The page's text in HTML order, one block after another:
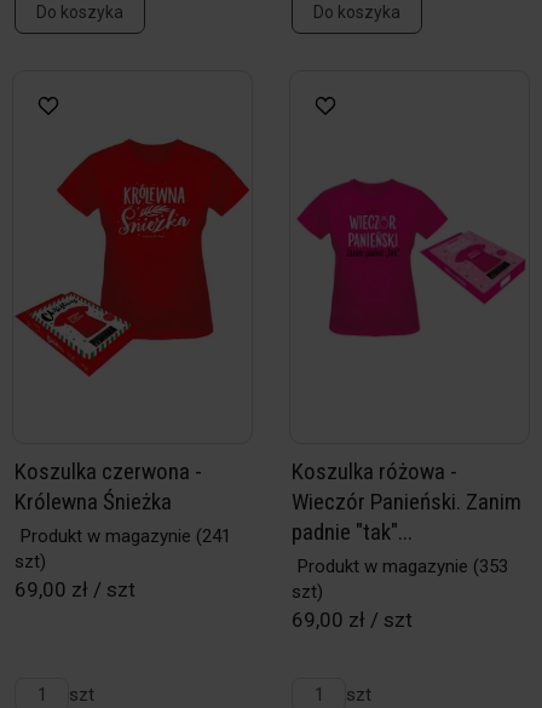
Do koszyka Do koszyka
Koszulka czerwona -
Królewna Śnieżka
Produkt w magazynie (241
szt)
69,00 zł / szt
szt
Koszulka różowa -
Wieczór Panieński. Zanim
padnie "tak"...
Produkt w magazynie (353
szt)
69,00 zł / szt
szt